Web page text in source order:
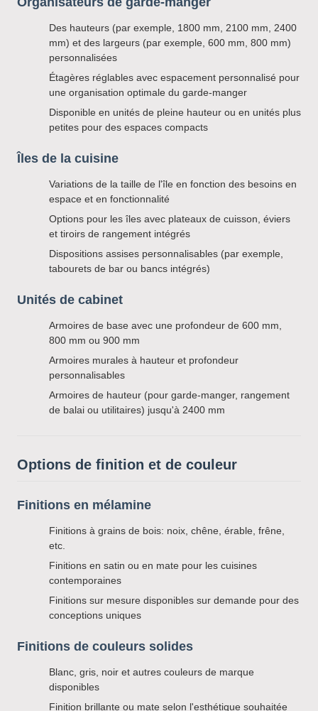
Des hauteurs (par exemple, 1800 mm, 2100 mm, 2400
mm) et des largeurs (par exemple, 600 mm, 800 mm)
personnalisées
Étagères réglables avec espacement personnalisé pour
une organisation optimale du garde-manger
Disponible en unités de pleine hauteur ou en unités plus
petites pour des espaces compacts
Îles de la cuisine
Variations de la taille de l'île en fonction des besoins en
espace et en fonctionnalité
Options pour les îles avec plateaux de cuisson, éviers
et tiroirs de rangement intégrés
Dispositions assises personnalisables (par exemple,
tabourets de bar ou bancs intégrés)
Unités de cabinet
Armoires de base avec une profondeur de 600 mm,
800 mm ou 900 mm
Armoires murales à hauteur et profondeur
personnalisables
Armoires de hauteur (pour garde-manger, rangement
de balai ou utilitaires) jusqu'à 2400 mm
Options de finition et de couleur
Finitions en mélamine
Finitions à grains de bois: noix, chêne, érable, frêne,
etc.
Finitions en satin ou en mate pour les cuisines
contemporaines
Finitions sur mesure disponibles sur demande pour des
conceptions uniques
Finitions de couleurs solides
Blanc, gris, noir et autres couleurs de marque
disponibles
Finition brillante ou mate selon l'esthétique souhaitée